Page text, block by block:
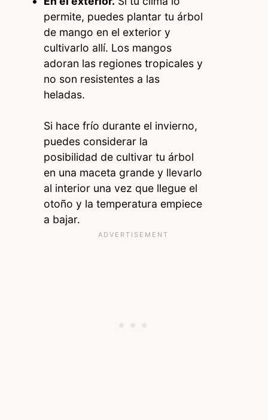
permite, puedes plantar tu árbol
de mango en el exterior y
cultivarlo allí. Los mangos
adoran las regiones tropicales y
no son resistentes a las
heladas.
Si hace frío durante el invierno,
puedes considerar la
posibilidad de cultivar tu árbol
en una maceta grande y llevarlo
al interior una vez que llegue el
otoño y la temperatura empiece
a bajar.